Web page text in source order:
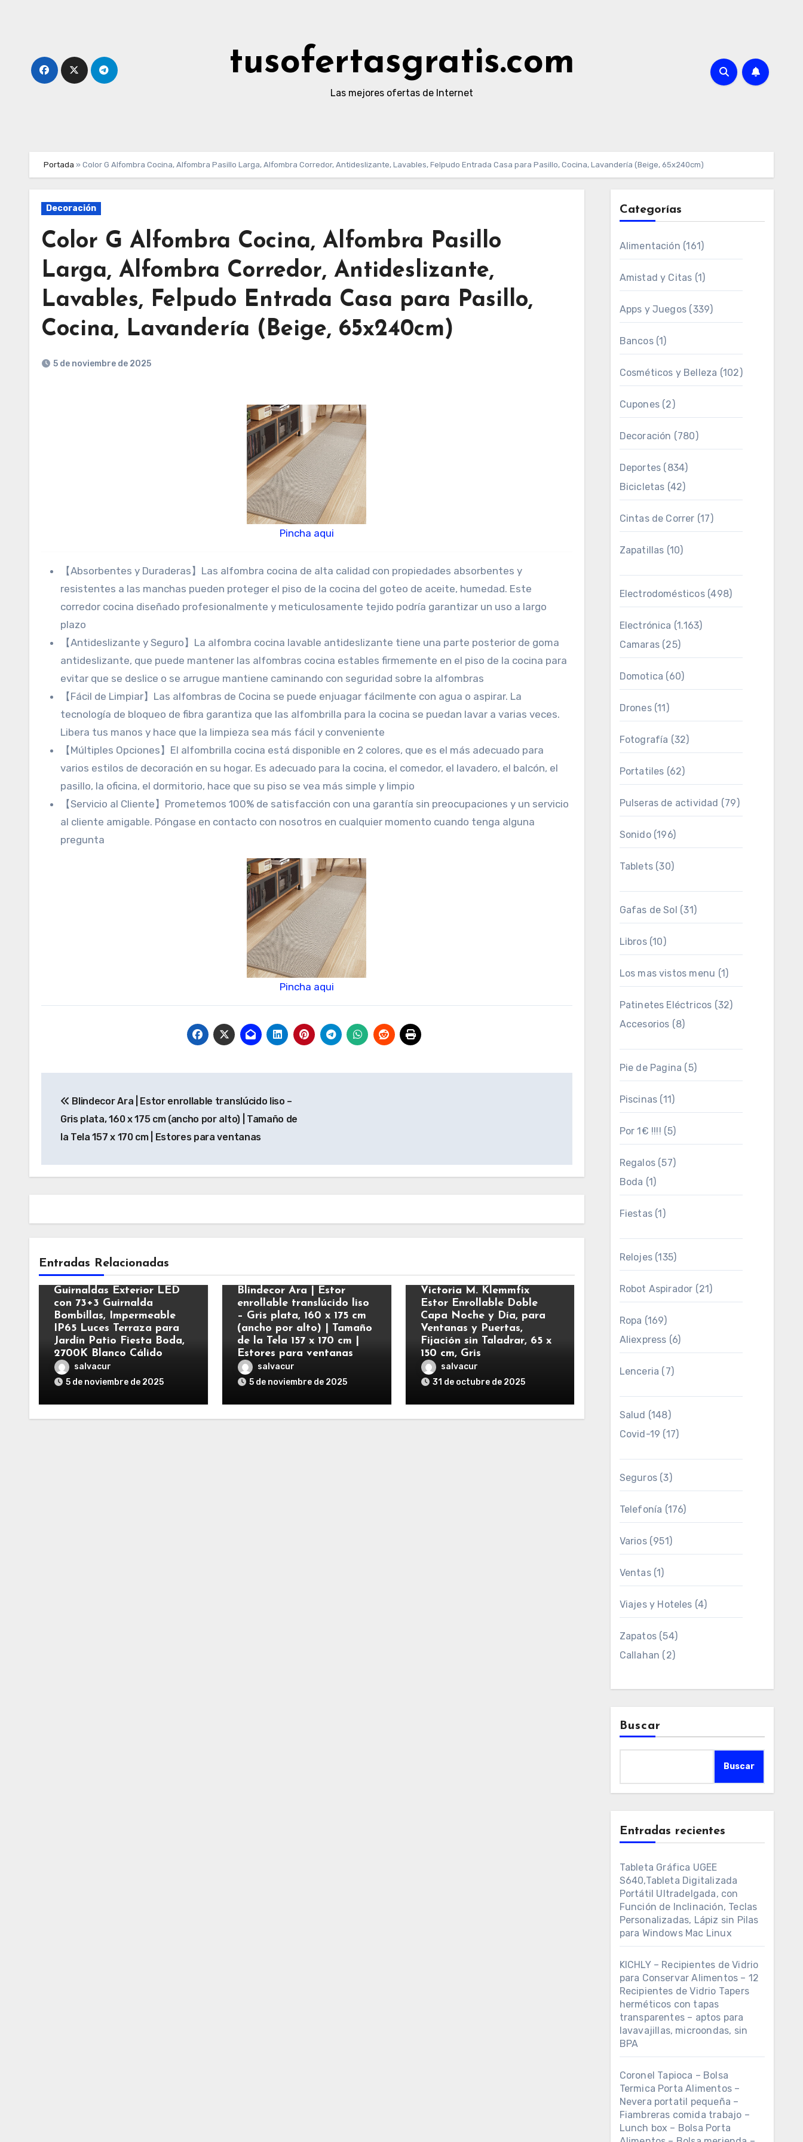
tusofertasgratis.com
Las mejores ofertas de Internet
Portada » Color G Alfombra Cocina, Alfombra Pasillo Larga, Alfombra Corredor, Antideslizante, Lavables, Felpudo Entrada Casa para Pasillo, Cocina, Lavandería (Beige, 65x240cm)
Decoración
Color G Alfombra Cocina, Alfombra Pasillo
Larga, Alfombra Corredor, Antideslizante,
Lavables, Felpudo Entrada Casa para Pasillo,
Cocina, Lavandería (Beige, 65x240cm)
5 de noviembre de 2025
Pincha aqui
【Absorbentes y Duraderas】Las alfombra cocina de alta calidad con propiedades absorbentes y
resistentes a las manchas pueden proteger el piso de la cocina del goteo de aceite, humedad. Este
corredor cocina diseñado profesionalmente y meticulosamente tejido podría garantizar un uso a largo
plazo
【Antideslizante y Seguro】La alfombra cocina lavable antideslizante tiene una parte posterior de goma
antideslizante, que puede mantener las alfombras cocina estables firmemente en el piso de la cocina para
evitar que se deslice o se arrugue mantiene caminando con seguridad sobre la alfombras
【Fácil de Limpiar】Las alfombras de Cocina se puede enjuagar fácilmente con agua o aspirar. La
tecnología de bloqueo de fibra garantiza que las alfombrilla para la cocina se puedan lavar a varias veces.
Libera tus manos y hace que la limpieza sea más fácil y conveniente
【Múltiples Opciones】El alfombrilla cocina está disponible en 2 colores, que es el más adecuado para
varios estilos de decoración en su hogar. Es adecuado para la cocina, el comedor, el lavadero, el balcón, el
pasillo, la oficina, el dormitorio, hace que su piso se vea más simple y limpio
【Servicio al Cliente】Prometemos 100% de satisfacción con una garantía sin preocupaciones y un servicio
al cliente amigable. Póngase en contacto con nosotros en cualquier momento cuando tenga alguna
pregunta
Pincha aqui
de
entradas
Blindecor Ara | Estor enrollable translúcido liso –
Gris plata, 160 x 175 cm (ancho por alto) | Tamaño de
la Tela 157 x 170 cm | Estores para ventanas
Entradas Relacionadas
ZOTOYI Guirnalda Luces
Exterior 45 Metros, G40
Guirnaldas Exterior LED
con 73+3 Guirnalda
Bombillas, Impermeable
IP65 Luces Terraza para
Jardín Patio Fiesta Boda,
2700K Blanco Cálido
salvacur
5 de noviembre de 2025
Blindecor Ara | Estor
enrollable translúcido liso
– Gris plata, 160 x 175 cm
(ancho por alto) | Tamaño
de la Tela 157 x 170 cm |
Estores para ventanas
salvacur
5 de noviembre de 2025
Victoria M. Klemmfix
Estor Enrollable Doble
Capa Noche y Día, para
Ventanas y Puertas,
Fijación sin Taladrar, 65 x
150 cm, Gris
salvacur
31 de octubre de 2025
Categorías
Alimentación (161)
Amistad y Citas (1)
Apps y Juegos (339)
Bancos(1)
Cosméticos y Belleza (102)
Cupones(2)
Decoración (780)
Deportes (834)
Bicicletas (42)
Cintas de Correr (17)
Zapatillas (10)
Electrodomésticos(498)
Electrónica (1.163)
Camaras(25)
Domotica (60)
Drones(11)
Fotografía (32)
Portatiles (62)
Pulseras de actividad (79)
Sonido(196)
Tablets(30)
Gafas de Sol (31)
Libros(10)
Los mas vistos menu (1)
Patinetes Eléctricos (32)
Accesorios (8)
Pie de Pagina (5)
Piscinas (11)
Por 1€ !!!! (5)
Regalos(57)
Boda (1)
Fiestas(1)
Relojes(135)
Robot Aspirador (21)
Ropa (169)
Aliexpress (6)
Lenceria (7)
Salud (148)
Covid-19 (17)
Seguros(3)
Telefonía (176)
Varios(951)
Ventas(1)
Viajes y Hoteles (4)
Zapatos(54)
Callahan (2)
Buscar
Buscar
Entradas recientes
Tableta Gráfica UGEE
S640,Tableta Digitalizada
Portátil Ultradelgada, con
Función de Inclinación, Teclas
Personalizadas, Lápiz sin Pilas
para Windows Mac Linux
KICHLY – Recipientes de Vidrio
para Conservar Alimentos – 12
Recipientes de Vidrio Tapers
herméticos con tapas
transparentes – aptos para
lavavajillas, microondas, sin
BPA
Coronel Tapioca – Bolsa
Termica Porta Alimentos –
Nevera portatil pequeña –
Fiambreras comida trabajo –
Lunch box – Bolsa Porta